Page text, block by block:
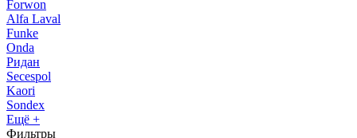
Forwon
Alfa Laval
Funke
Onda
Ридан
Secespol
Kaori
Sondex
Ещё +
Фильтры